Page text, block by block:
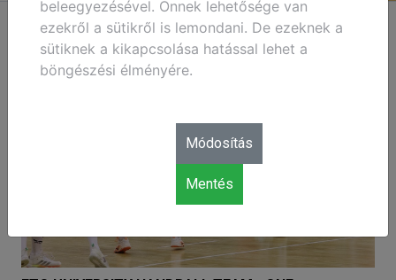
beleegyezésével. Önnek lehetősége van
ezekről a sütikről is lemondani. De ezeknek a
sütiknek a kikapcsolása hatással lehet a
böngészési élményére.
Módosítás
Mentés